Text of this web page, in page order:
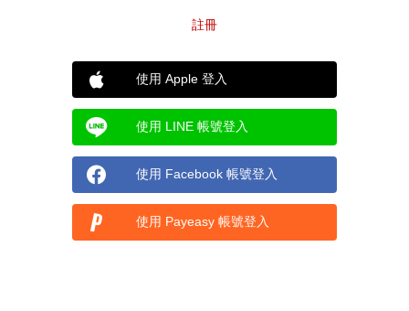
使用 Apple 登入
使用 LINE 帳號登入
使用 Facebook 帳號登入
使用 Payeasy 帳號登入